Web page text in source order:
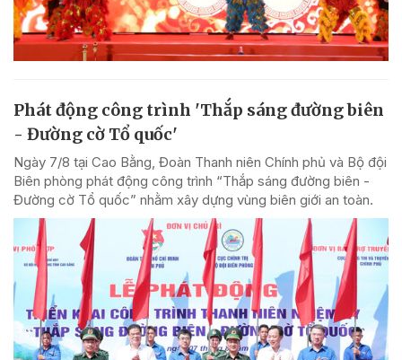
Phát động công trình 'Thắp sáng đường biên
- Đường cờ Tổ quốc'
Ngày 7/8 tại Cao Bằng, Đoàn Thanh niên Chính phủ và Bộ đội
Biên phòng phát động công trình “Thắp sáng đường biên -
Đường cờ Tổ quốc” nhằm xây dựng vùng biên giới an toàn.